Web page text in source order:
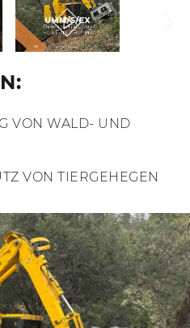
VON WALD- UND
VON TIERGEHEGEN